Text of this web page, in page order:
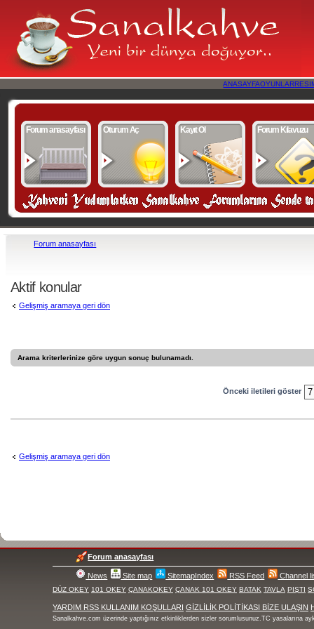
ANASAYFAOYUNLAR
Forum anasayfası Oturum Aç Kayıt Ol Forum Kılavuzu
Forum anasayfası
Aktif konular
Gelişmiş aramaya geri dön
Arama kriterlerinize göre uygun sonuç bulunamadı.
Önceki iletileri göster
Gelişmiş aramaya geri dön
Forum anasayfası
News Site map SitemapIndex RSS Feed Channel
DÜZ OKEY 101 OKEY ÇANAKOKEY ÇANAK 101 OKEY BATAK TAVLA PIŞTI
YARDIM RSS KULLANIM KOŞULLARI GİZLİLİK POLİTİKASI BİZE ULAŞIN
Sanalkahve.com üzerinde yaptığınız etkinliklerden sizler sorumlusunuz.TC yasalarına